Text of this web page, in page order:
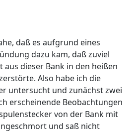
daß es aufgrund eines
dazu kam, daß zuviel
dieser Bank in den heißen
Also habe ich die
untersucht und zunächst zwei
erscheinende Beobachtungen
von der Bank mit
und saß nicht